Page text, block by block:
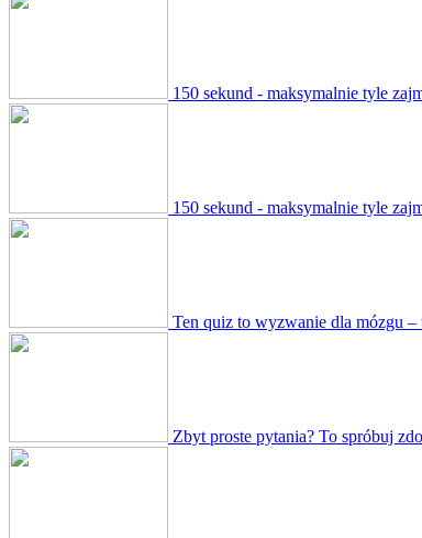
150 sekund - maksymalnie tyle
150 sekund - maksymalnie tyle
Ten quiz to wyzwanie dla mózgu –
Zbyt proste pytania? To spróbuj